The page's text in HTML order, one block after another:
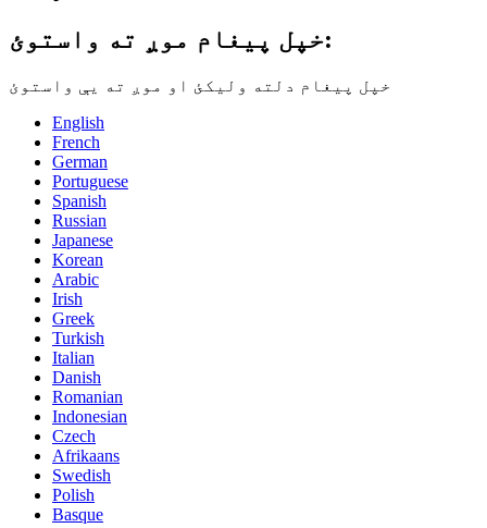
خپل پیغام موږ ته واستوئ:
خپل پیغام دلته ولیکئ او موږ ته یې واستوئ
English
French
German
Portuguese
Spanish
Russian
Japanese
Korean
Arabic
Irish
Greek
Turkish
Italian
Danish
Romanian
Indonesian
Czech
Afrikaans
Swedish
Polish
Basque